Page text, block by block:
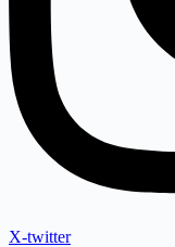
X-twitter